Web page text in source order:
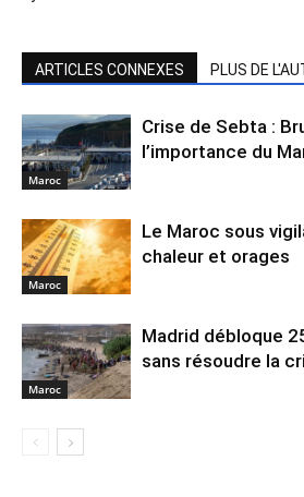
ARTICLES CONNEXES PLUS DE
Maroc
Crise de Sebta :
l’importance du
Maroc
Le Maroc sous
chaleur et orages
Maroc
Madrid débloque
sans résoudre la